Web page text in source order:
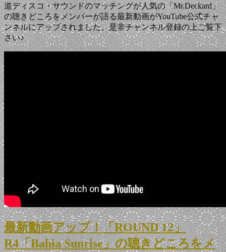
道ディスコ・サウンドのマッチングが人気の「Mr.Deckard」
の聴きどころをメンバーが語る最新動画がYouTube公式チャ
ンネルにアップされました。是非チャンネル登録の上ご覧下
さい♪
最新動画アップ！「ROUND 12」
R4「Bahia Sunrise」の聴きどころをメ